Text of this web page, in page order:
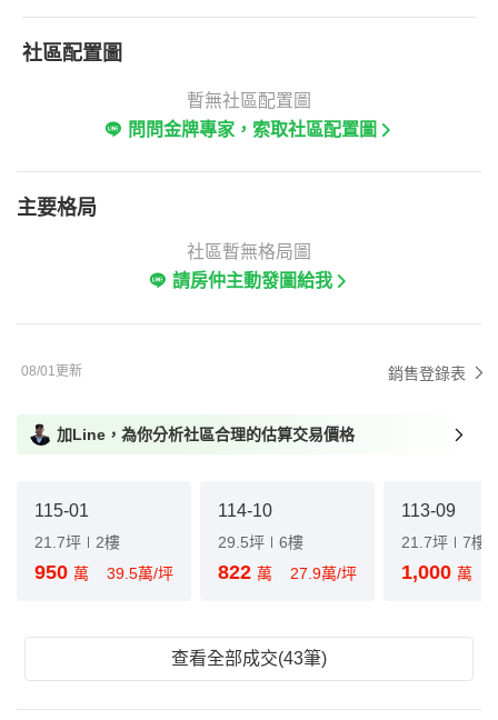
社區配置圖
暫無社區配置圖
問問金牌專家，索取社區配置圖
主要格局
社區暫無格局圖
請房仲主動發圖給我
08/01更新 銷售登錄表
加Line，為你分析社區合理的估算交易價格
115-01
21.7坪 2樓
950 萬 39.5萬/坪
114-10
29.5坪 6樓
822 萬 27.9萬/坪
113-09
21.7坪 7樓
1,000 萬
查看全部成交(43筆)